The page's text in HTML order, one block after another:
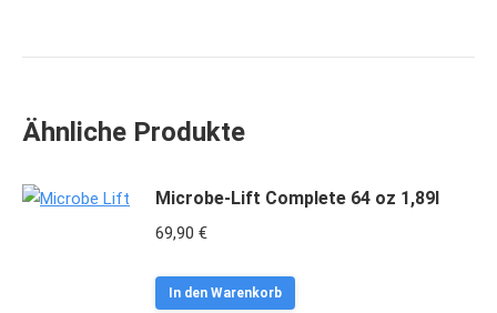
Ähnliche Produkte
Microbe-Lift Complete 64 oz 1,89l
69,90 €
In den Warenkorb